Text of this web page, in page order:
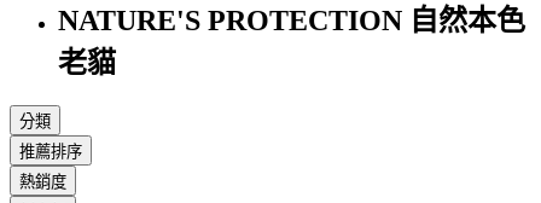
NATURE'S PROTECTION 自然本色
老貓
分類
推薦排序
熱銷度